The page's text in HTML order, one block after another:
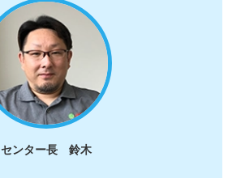
センター長 鈴木